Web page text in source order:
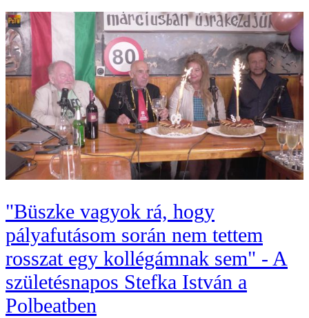
"Büszke vagyok rá, hogy
pályafutásom során nem tettem
rosszat egy kollégámnak sem" - A
születésnapos Stefka István a
Polbeatben